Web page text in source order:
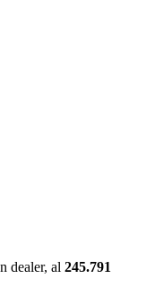
dealer, al 245.791